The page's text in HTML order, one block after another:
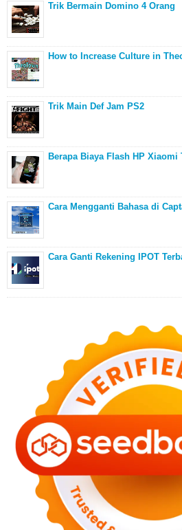
Trik Bermain Domino 4 Orang
How to Increase Culture in
Trik Main Def Jam PS2
Berapa Biaya Flash HP Xiaomi
Cara Mengganti Bahasa di
Cara Ganti Rekening IPOT